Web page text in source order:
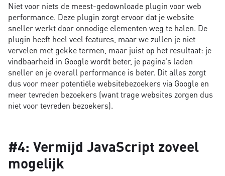
Niet voor niets de meest-gedownloade plugin voor web
performance. Deze plugin zorgt ervoor dat je website
sneller werkt door onnodige elementen weg te halen. De
plugin heeft heel veel features, maar we zullen je niet
vervelen met gekke termen, maar juist op het resultaat: je
vindbaarheid in Google wordt beter, je pagina’s laden
sneller en je overall performance is beter. Dit alles zorgt
dus voor meer potentiële websitebezoekers via Google en
meer tevreden bezoekers (want trage websites zorgen dus
niet voor tevreden bezoekers).
#4: Vermijd JavaScript zoveel
mogelijk